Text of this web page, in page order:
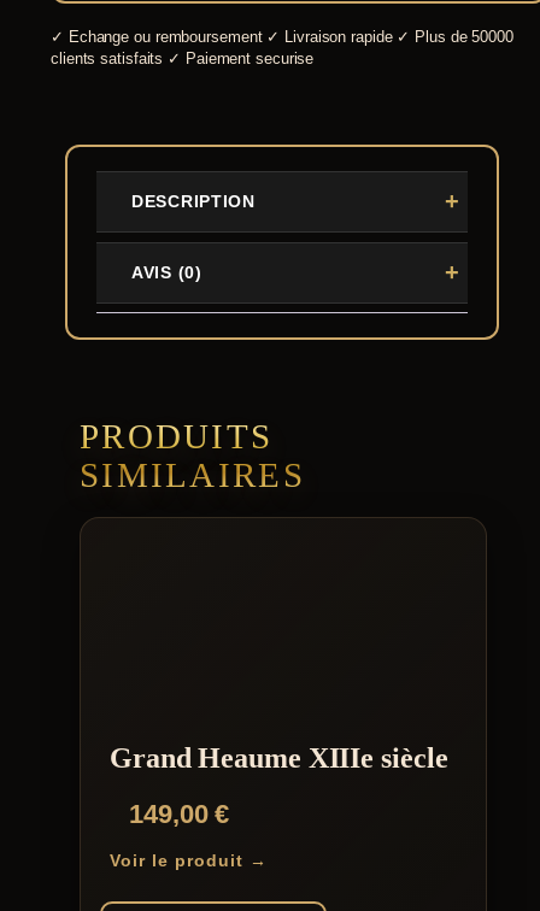
✓ Echange ou remboursement ✓ Livraison rapide ✓ Plus de 50000
clients satisfaits ✓ Paiement securise
DESCRIPTION
AVIS (0)
PRODUITS
SIMILAIRES
Grand Heaume XIIIe siècle
149,00€
Voir le produit →